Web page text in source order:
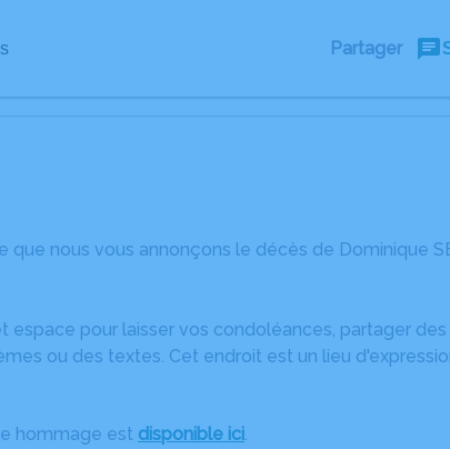
Partager
que nous vous annonçons le décès de Dominique
espace pour laisser vos condoléances, partager
ou des textes. Cet endroit est un lieu
hommage est disponible ici.